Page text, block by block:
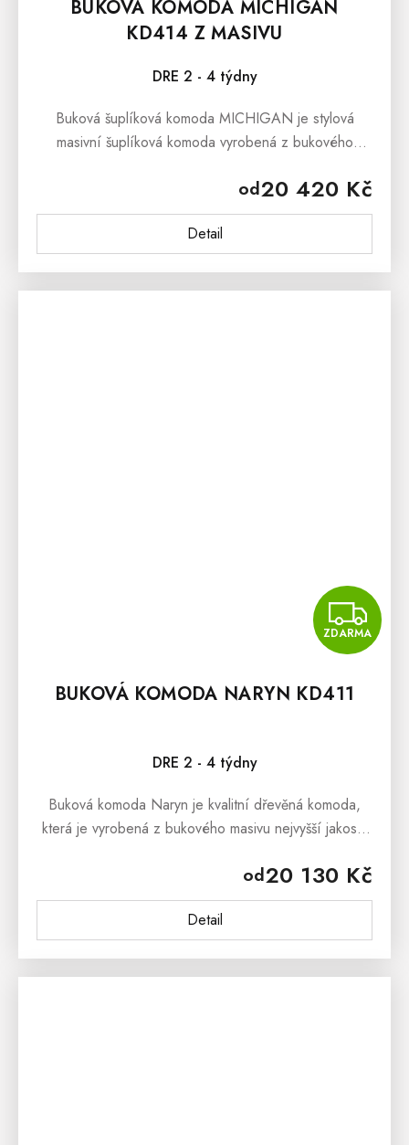
BUKOVÁ KOMODA MICHIGAN
KD414 Z MASIVU
DRE 2 - 4 týdny
od20 420 Kč
Detail
Buková šuplíková komoda MICHIGAN je stylová
masivní šuplíková komoda vyrobená z bukového
množství výhod, kterou...
ZDARMA
BUKOVÁ KOMODA NARYN KD411
DRE 2 - 4 týdny
od20 130 Kč
Detail
Buková komoda Naryn je kvalitní dřevěná komoda,
která je vyrobená z bukového masivu nejvyšší jakosti.
kterou ocení nejen všichni...